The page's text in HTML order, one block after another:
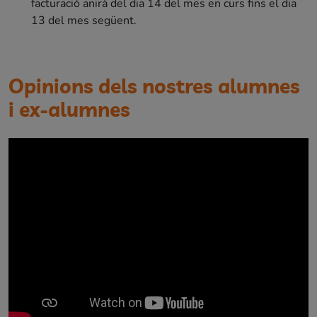
facturació anirà del dia 14 del mes en curs fins el dia
13 del mes següent.
Opinions dels nostres alumnes
i ex-alumnes